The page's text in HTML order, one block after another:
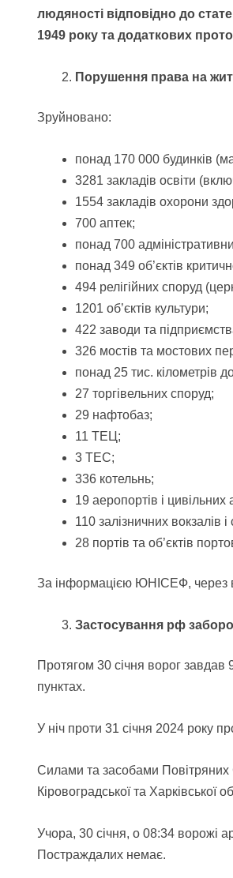
людяності відповідно до
1949 року та додаткових
Порушення права на
Зруйновано:
понад 170 000 будинків
3281 закладів освіти
1554 закладів охорони
700 аптек;
понад 700
понад 349 об’єктів
494 релігійних споруд
1201 об’єктів культури;
422 заводи та
326 мостів та мостових
понад 25 тис. кілометрів
27 торгівельних споруд;
29 нафтобаз;
11 ТЕЦ;
3 ТЕС;
336 котельнь;
19 аеропортів і цивільних
110 залізничних вокзалів і
28 портів та об’єктів
За інформацією ЮНІСЕФ, через
Застосування рф
Протягом 30 січня ворог завдав
пунктах.
У ніч проти 31 січня 2024 року
Силами та засобами Повітряних
Кіровоградської та Харківської
Учора, 30 січня, о 08:34 ворожі
Постраждалих немає.